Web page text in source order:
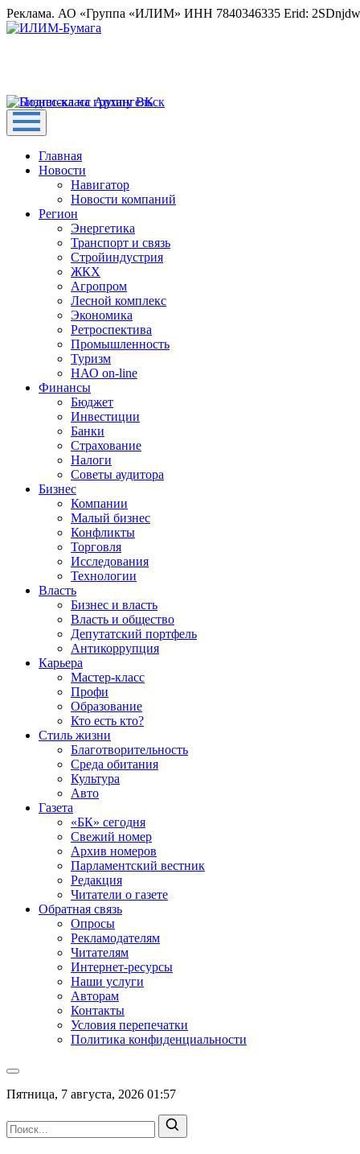
Реклама. АО «Группа «ИЛИМ» ИНН 7840346335 Erid:
Главная
Новости
Навигатор
Новости компаний
Регион
Энергетика
Транспорт и связь
Стройиндустрия
ЖКХ
Агропром
Лесной комплекс
Экономика
Ретроспектива
Промышленность
Туризм
НАО on-line
Финансы
Бюджет
Инвестиции
Банки
Страхование
Налоги
Советы аудитора
Бизнес
Компании
Малый бизнес
Конфликты
Торговля
Исследования
Технологии
Власть
Бизнес и власть
Власть и общество
Депутатский портфель
Антикоррупция
Карьера
Мастер-класс
Профи
Образование
Кто есть кто?
Стиль жизни
Благотворительность
Среда обитания
Культура
Авто
Газета
«БК» сегодня
Свежий номер
Архив номеров
Парламентский вестник
Редакция
Читатели о газете
Обратная связь
Опросы
Рекламодателям
Читателям
Интернет-ресурсы
Наши услуги
Авторам
Контакты
Условия перепечатки
Политика конфиденциальности
Пятница, 7 августа, 2026 01:57